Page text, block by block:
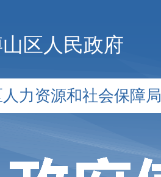
区人民政府
力资源和社会保障局